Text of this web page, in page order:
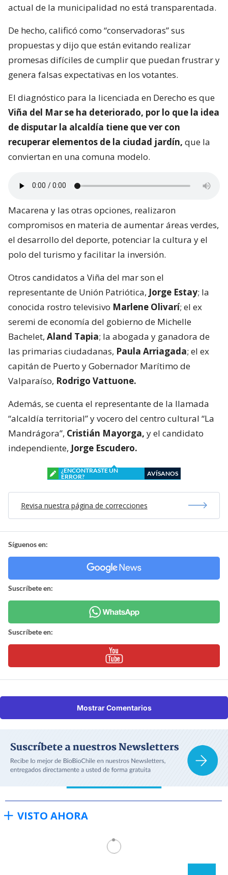
actual de la municipalidad no está transparentada.
De hecho, calificó como “conservadoras” sus
propuestas y dijo que están evitando realizar
promesas difíciles de cumplir que puedan frustrar y
genera falsas expectativas en los votantes.
El diagnóstico para la licenciada en Derecho es que
Viña del Mar se ha deteriorado, por lo que la idea
de disputar la alcaldía tiene que ver con
recuperar elementos de la ciudad jardín, que la
conviertan en una comuna modelo.
Macarena y las otras opciones, realizaron
compromisos en materia de aumentar áreas verdes,
el desarrollo del deporte, potenciar la cultura y el
polo del turismo y facilitar la inversión.
Otros candidatos a Viña del mar son el
representante de Unión Patriótica, Jorge Estay; la
conocida rostro televisivo Marlene Olivarí; el ex
seremi de economía del gobierno de Michelle
Bachelet, Aland Tapia; la abogada y ganadora de
las primarias ciudadanas, Paula Arriagada; el ex
capitán de Puerto y Gobernador Marítimo de
Valparaíso, Rodrigo Vattuone.
Además, se cuenta el representante de la llamada
“alcaldía territorial” y vocero del centro cultural “La
Mandrágora”, Cristián Mayorga, y el candidato
independiente, Jorge Escudero.
¿ENCONTRASTE UN
ERROR?
AVÍSANOS
Revisa nuestra página de correcciones
Síguenos en:
Suscríbete en:
Suscríbete en:
Mostrar Comentarios
VISTO AHORA